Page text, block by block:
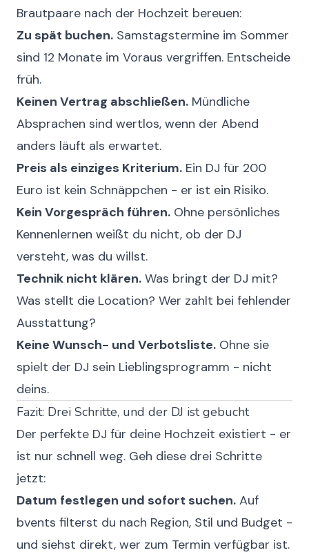
Brautpaare nach der Hochzeit bereuen:
Zu spät buchen. Samstagstermine im Sommer
sind 12 Monate im Voraus vergriffen. Entscheide
früh.
Keinen Vertrag abschließen. Mündliche
Absprachen sind wertlos, wenn der Abend
anders läuft als erwartet.
Preis als einziges Kriterium. Ein DJ für 200
Euro ist kein Schnäppchen - er ist ein Risiko.
Kein Vorgespräch führen. Ohne persönliches
Kennenlernen weißt du nicht, ob der DJ
versteht, was du willst.
Technik nicht klären. Was bringt der DJ mit?
Was stellt die Location? Wer zahlt bei fehlender
Ausstattung?
Keine Wunsch- und Verbotsliste. Ohne sie
spielt der DJ sein Lieblingsprogramm - nicht
deins.
Fazit: Drei Schritte, und der DJ ist gebucht
Der perfekte DJ für deine Hochzeit existiert - er
ist nur schnell weg. Geh diese drei Schritte
jetzt:
Datum festlegen und sofort suchen. Auf
bvents filterst du nach Region, Stil und Budget -
und siehst direkt, wer zum Termin verfügbar ist.